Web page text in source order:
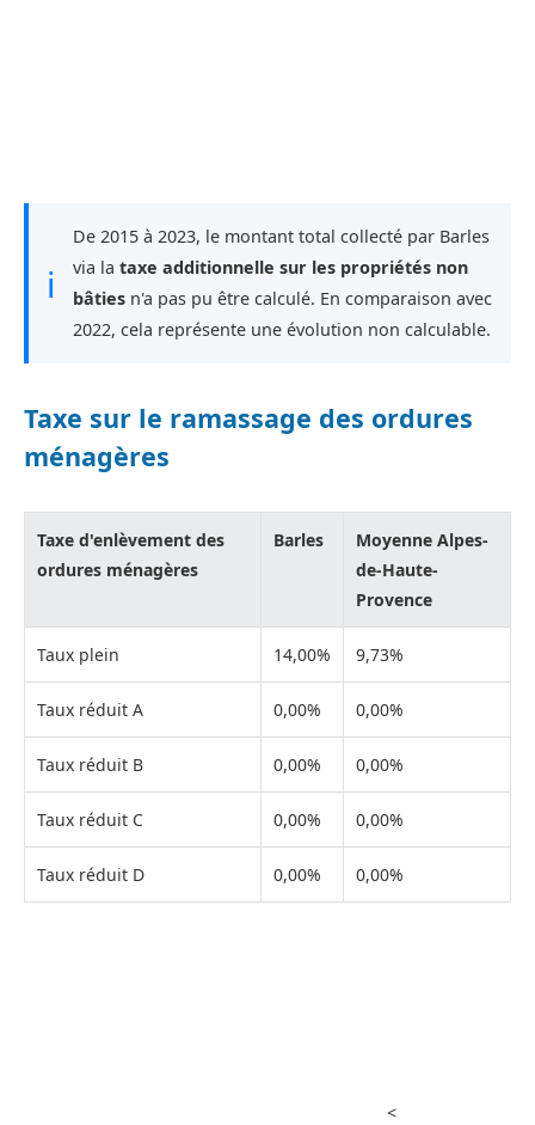
ℹ
De 2015 à 2023, le montant total collecté par Barles
via la taxe additionnelle sur les propriétés non
bâties n'a pas pu être calculé. En comparaison avec
2022, cela représente une évolution non calculable.
Taxe sur le ramassage des ordures
ménagères
Taxe d'enlèvement des
ordures ménagères
Barles
Moyenne Alpes-
de-Haute-
Provence
Taux plein 14,00% 9,73%
Taux réduit A 0,00% 0,00%
Taux réduit B 0,00% 0,00%
Taux réduit C 0,00% 0,00%
Taux réduit D 0,00% 0,00%
<